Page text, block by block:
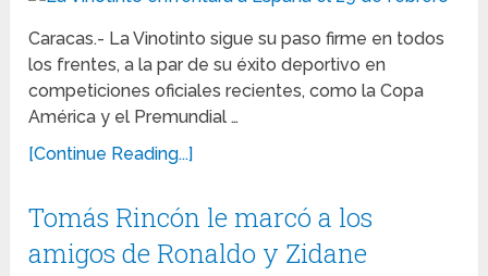
Caracas.- La Vinotinto sigue su paso firme en todos
los frentes, a la par de su éxito deportivo en
competiciones oficiales recientes, como la Copa
América y el Premundial …
[Continue Reading...]
Tomás Rincón le marcó a los
amigos de Ronaldo y Zidane